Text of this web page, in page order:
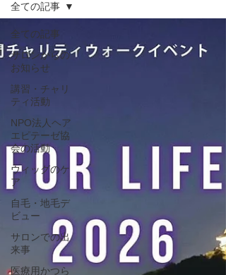
全ての記事
サロンからの
お知らせ
講習・チャリ
ティ活動
NPO法人ヘア
エピテーゼ協
会の活動
ウィッグのケ
ア
自毛・地毛デ
ビュー
サロンでの出
来事
医療用かつら
全ての記事